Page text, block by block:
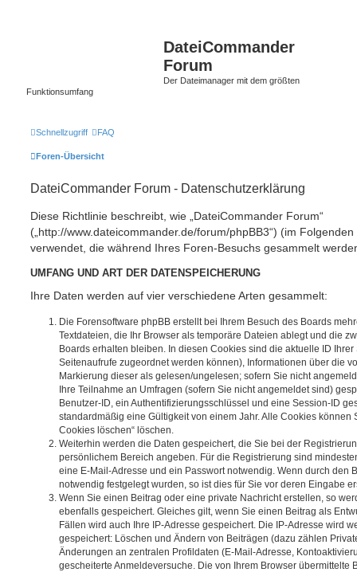
DateiCommander
Forum
Der Dateimanager mit dem größten
Funktionsumfang
Schnellzugriff FAQ
Foren-Übersicht
DateiCommander Forum - Datenschutzerklärung
Diese Richtlinie beschreibt, wie „DateiCommander Forum“
(„http://www.dateicommander.de/forum/phpBB3“) (im
verwendet, die während Ihres Foren-Besuchs gesammelt
UMFANG UND ART DER DATENSPEICHERUNG
Ihre Daten werden auf vier verschiedene Arten gesammelt:
Die Forensoftware phpBB erstellt bei Ihrem Besuch des Boards
Textdateien, die Ihr Browser als temporäre Dateien ablegt und die
Boards erhalten bleiben. In diesen Cookies sind die aktuelle ID
Seitenaufrufe zugeordnet werden können), Informationen über die
Markierung dieser als gelesen/ungelesen; sofern Sie nicht
Ihre Teilnahme an Umfragen (sofern Sie nicht angemeldet sind)
Benutzer-ID, ein Authentifizierungsschlüssel und eine Session-ID
standardmäßig eine Gültigkeit von einem Jahr. Alle Cookies können
Cookies löschen“ löschen.
Weiterhin werden die Daten gespeichert, die Sie bei der
persönlichem Bereich angeben. Für die Registrierung sind
eine E-Mail-Adresse und ein Passwort notwendig. Wenn durch den
notwendig festgelegt wurden, so ist dies für Sie vor deren Eingabe
Wenn Sie einen Beitrag oder eine private Nachricht erstellen, so
ebenfalls gespeichert. Gleiches gilt, wenn Sie einen Beitrag als
Fällen wird auch Ihre IP-Adresse gespeichert. Die IP-Adresse wird
gespeichert: Löschen und Ändern von Beiträgen (dazu zählen
Änderungen an zentralen Profildaten (E-Mail-Adresse,
gescheiterte Anmeldeversuche. Die von Ihrem Browser übermittelte